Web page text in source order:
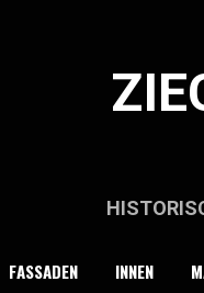
FASSADEN INNEN